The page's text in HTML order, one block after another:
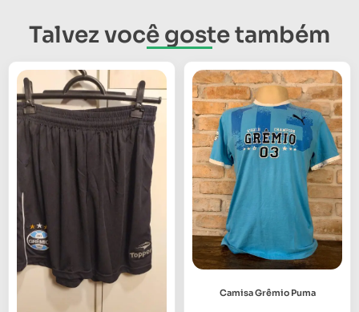
Talvez você goste também
Camisa Grêmio Puma